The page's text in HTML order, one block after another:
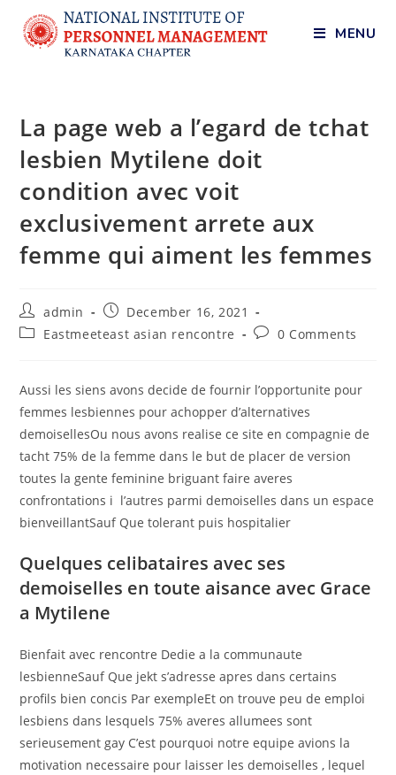
MENU
La page web a l’egard de tchat
lesbien Mytilene doit
condition avec voit
exclusivement arrete aux
femme qui aiment les femmes
admin
December 16, 2021
Eastmeeteast asian rencontre
0 Comments
Aussi les siens avons decide de fournir l’opportunite pour
femmes lesbiennes pour achopper d’alternatives
demoisellesOu nous avons realise ce site en compagnie de
tacht 75% de la femme dans le but de placer de version
toutes la gente feminine briguant faire averes
confrontations i l’autres parmi demoiselles dans un espace
bienveillantSauf Que tolerant puis hospitalier
Quelques celibataires avec ses
demoiselles en toute aisance avec Grace
a Mytilene
Bienfait avec rencontre Dedie a la communaute
lesbienneSauf Que jekt s’adresse apres dans certains
profils bien concis Par exempleEt on trouve peu de emploi
lesbiens dans lesquels 75% averes allumees sont
serieusement gay C’est pourquoi notre equipe avions la
motivation necessaire pour laisser les demoiselles , lequel